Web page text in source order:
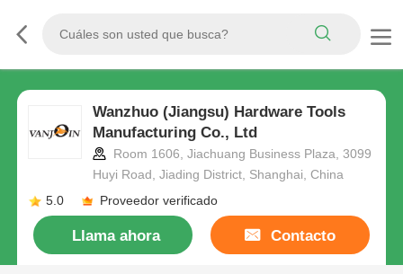
Wanzhuo (Jiangsu) Hardware Tools
Manufacturing Co., Ltd
Room 1606, Jiachuang Business Plaza, 3099
Huyi Road, Jiading District, Shanghai, China
5.0
Proveedor verificado
Llama ahora Contacto